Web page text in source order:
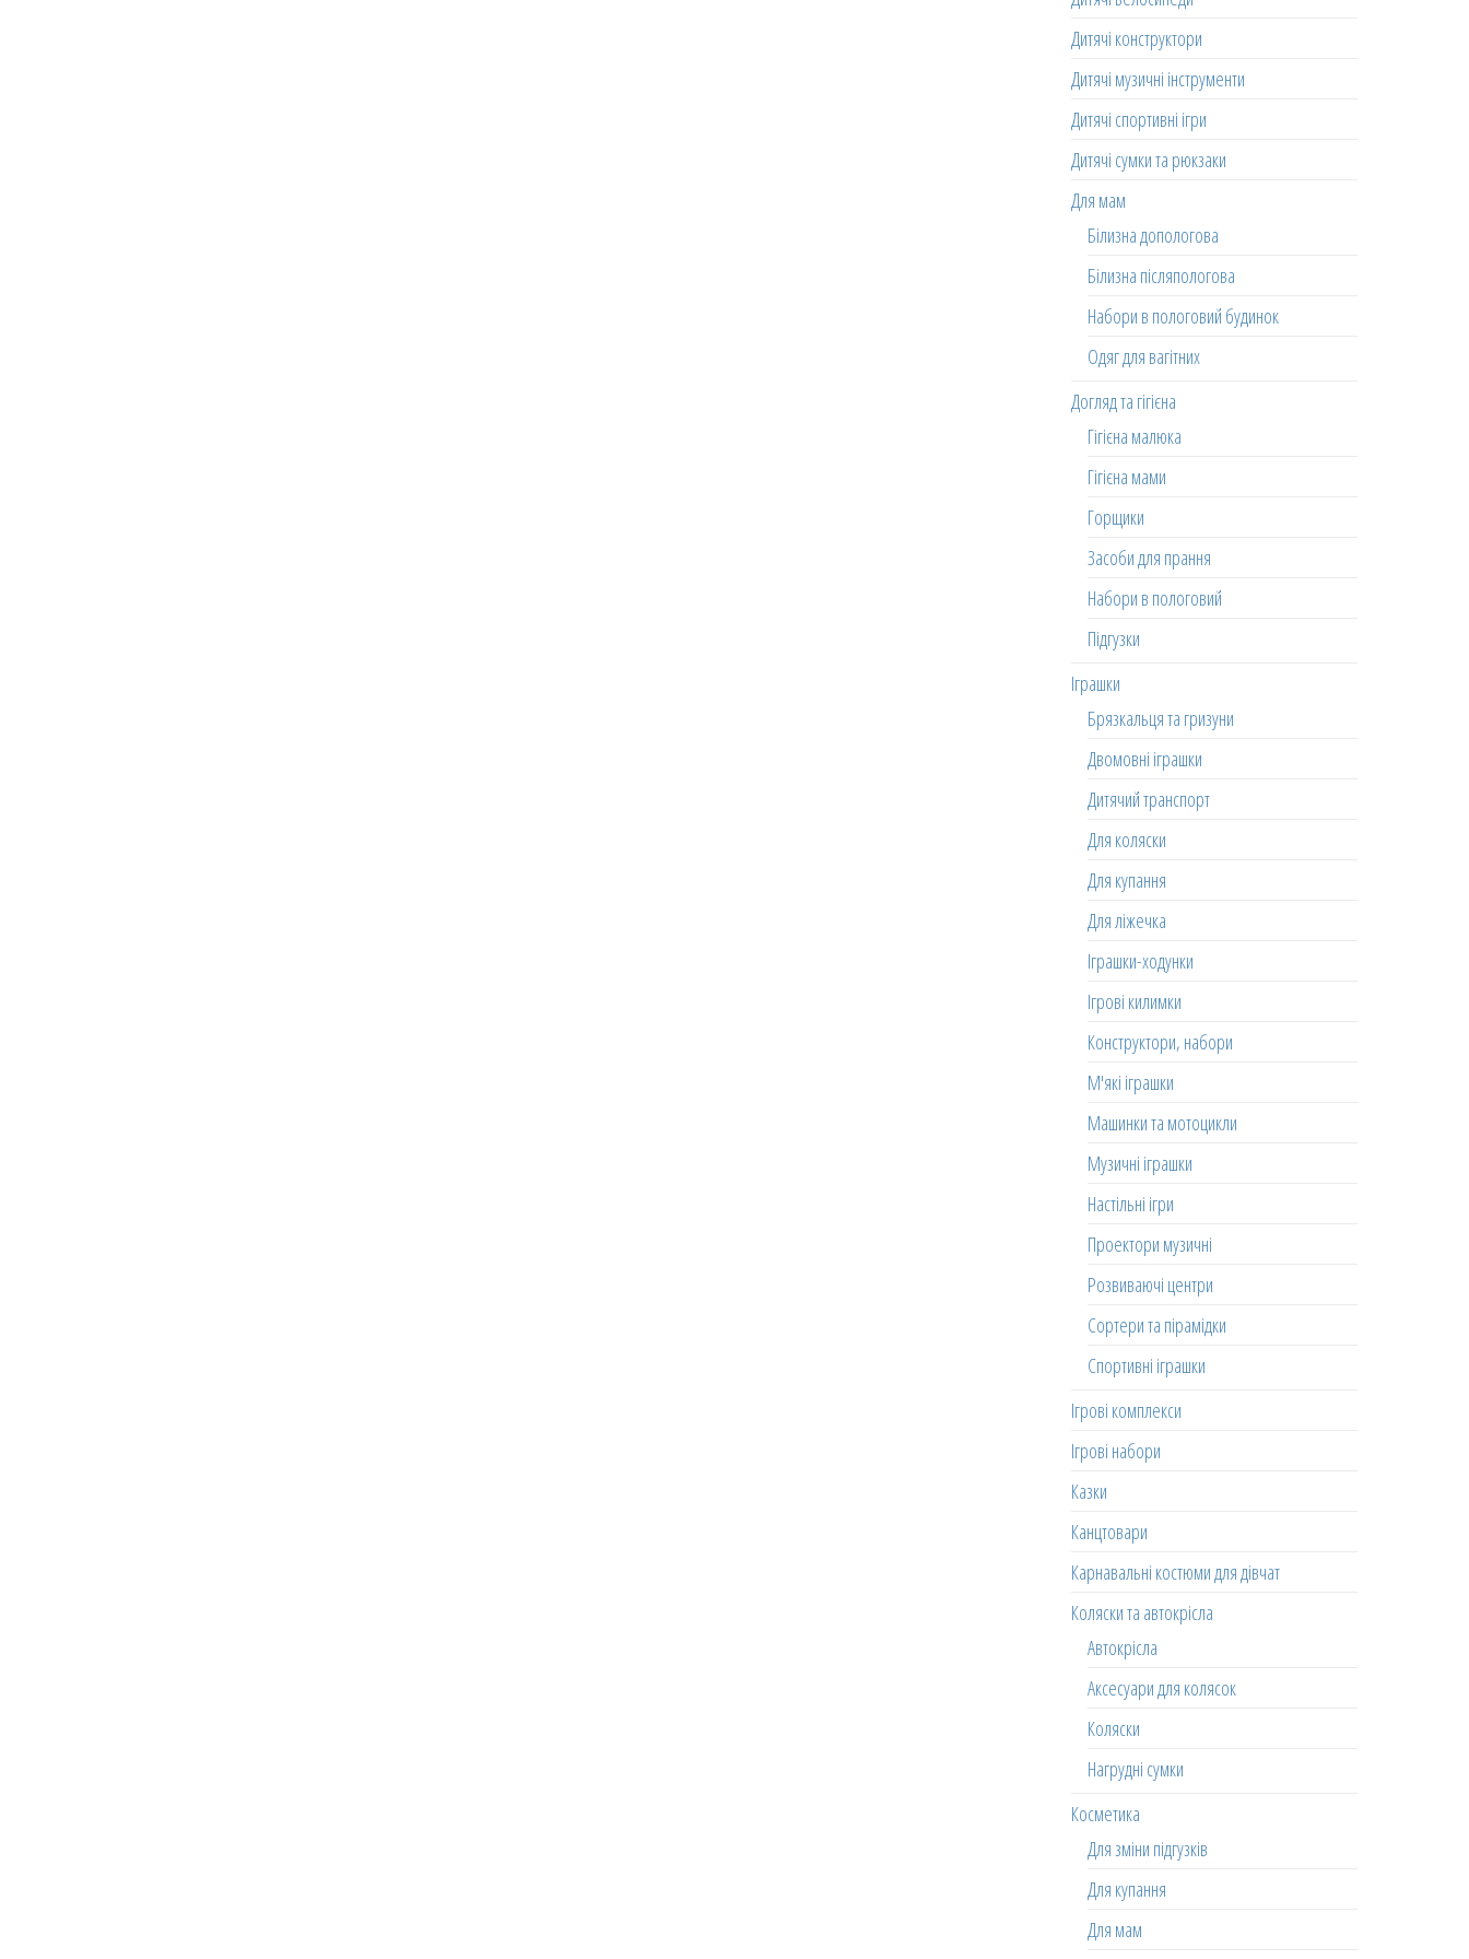
Дитячі конструктори
Дитячі музичні інструменти
Дитячі спортивні ігри
Дитячі сумки та рюкзаки
Для мам
Білизна допологова
Білизна післяпологова
Набори в пологовий будинок
Одяг для вагітних
Догляд та гігієна
Гігієна малюка
Гігієна мами
Горщики
Засоби для прання
Набори в пологовий
Підгузки
Іграшки
Брязкальця та гризуни
Двомовні іграшки
Дитячий транспорт
Для коляски
Для купання
Для ліжечка
Іграшки-ходунки
Ігрові килимки
Конструктори, набори
М'які іграшки
Машинки та мотоцикли
Музичні іграшки
Настільні ігри
Проектори музичні
Розвиваючі центри
Сортери та пірамідки
Спортивні іграшки
Ігрові комплекси
Ігрові набори
Казки
Канцтовари
Карнавальні костюми для дівчат
Коляски та автокрісла
Автокрісла
Аксесуари для колясок
Коляски
Нагрудні сумки
Косметика
Для зміни підгузків
Для купання
Для мам